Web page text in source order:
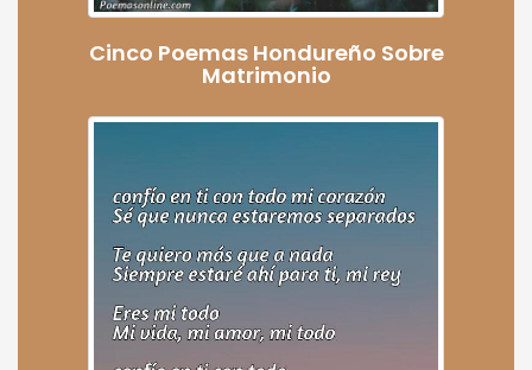
Cinco Poemas Hondureño Sobre
Matrimonio